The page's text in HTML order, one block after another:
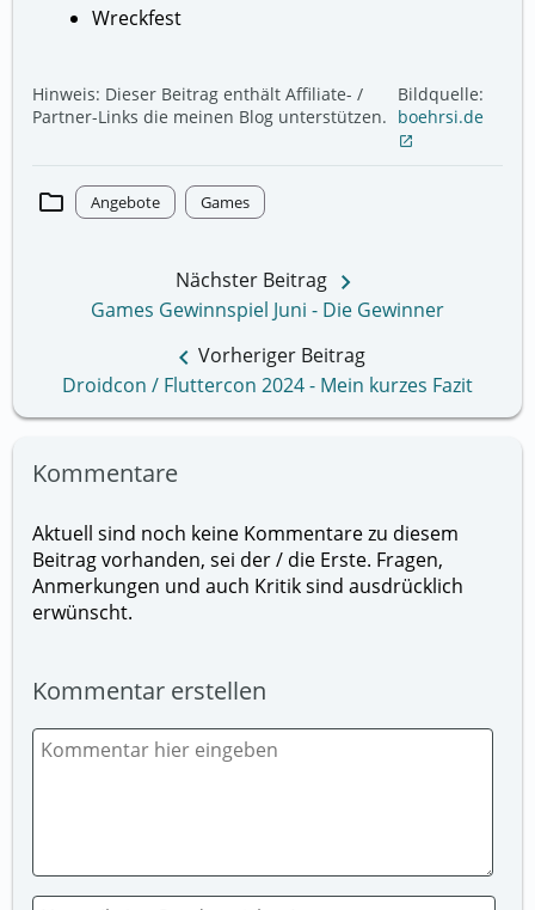
Wreckfest
Hinweis: Dieser Beitrag enthält Affiliate- /
Partner-Links die meinen Blog unterstützen.
Bildquelle:
boehrsi.de
open_in_new
folder Angebote Games
keyboard_arrow_left Vorheriger Beitrag
Droidcon / Fluttercon 2024 - Mein kurzes Fazit
Nächster Beitrag keyboard_arrow_right
Games Gewinnspiel Juni - Die Gewinner
Kommentare
Aktuell sind noch keine Kommentare zu diesem
Beitrag vorhanden, sei der / die Erste. Fragen,
Anmerkungen und auch Kritik sind ausdrücklich
erwünscht.
Kommentar erstellen